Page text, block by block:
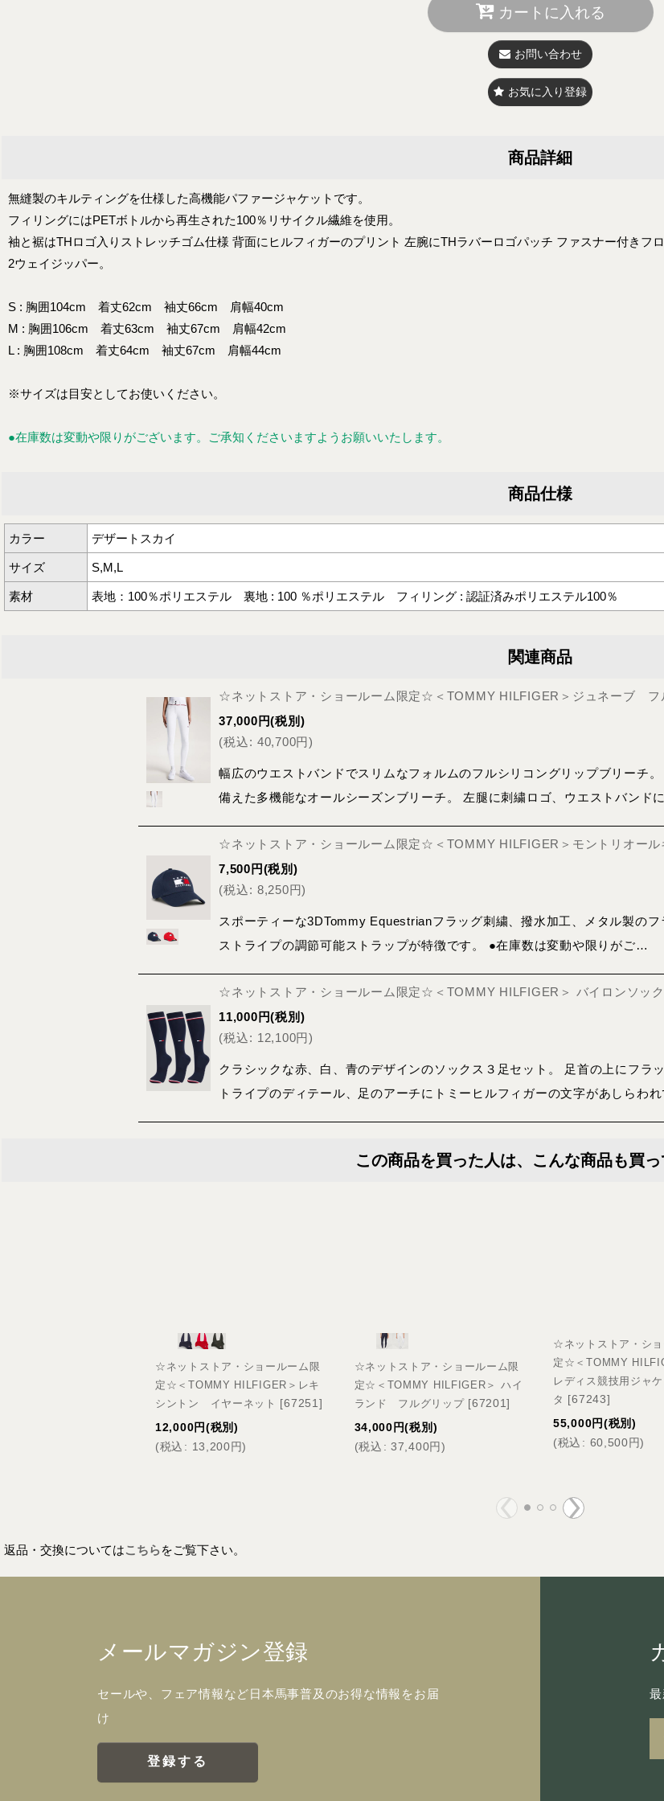
カートに入れる
お問い合わせ
お気に入り登録
商品詳細
無縫製のキルティングを仕様した高機能パファージャケットです。
フィリングにはPETボトルから再生された100％リサイクル繊維を使用。
袖と裾はTHロゴ入りストレッチゴム仕様 背面にヒルフィガーのプリント 左腕にTHラバーロゴパッチ ファスナー付きフ
2ウェイジッパー。
S : 胸囲104cm 着丈62cm 袖丈66cm 肩幅40cm
M : 胸囲106cm 着丈63cm 袖丈67cm 肩幅42cm
L : 胸囲108cm 着丈64cm 袖丈67cm 肩幅44cm
※サイズは目安としてお使いください。
●在庫数は変動や限りがございます。ご承知くださいますようお願いいたします。
商品仕様
カラー デザートスカイ
サイズ S,M,L
素材 表地：100％ポリエステル 裏地 : 100 ％ポリエステル フィリング : 認証済みポリエステル100％
関連商品
☆ネットストア・ショールーム限定☆＜TOMMY HILFIGER＞ジュネーブ フ
37,000 円(税別)
(税込: 40,700円)
幅広のウエストバンドでスリムなフォルムのフルシリコングリップブリーチ
備えた多機能なオールシーズンブリーチ。 左腿に刺繍ロゴ、ウエストバンド
☆ネットストア・ショールーム限定☆＜TOMMY HILFIGER＞モントリオール
7,500 円(税別)
(税込: 8,250円)
スポーティーな3DTommy Equestrianフラッグ刺繍、撥水加工、メタル製の
ストライプの調節可能ストラップが特徴です。 ●在庫数は変動や限りがご…
☆ネットストア・ショールーム限定☆＜TOMMY HILFIGER＞ バイロンソック
11,000 円(税別)
(税込: 12,100円)
クラシックな赤、白、青のデザインのソックス３足セット。 足首の上にフラ
トライプのディテール、足のアーチにトミーヒルフィガーの文字があしらわ
この商品を買った人は、こんな商品も買
☆ネットストア・ショールーム限
定☆＜TOMMY HILFIGER＞レキ
シントン イヤーネット [67251]
12,000円(税別)
(税込 : 13,200円)
☆ネットストア・ショールーム限
定☆＜TOMMY HILFIGER＞ ハイ
ランド フルグリップ [67201]
34,000 円(税別)
(税込 : 37,400円)
☆ネットストア・シ
定☆＜TOMMY
レディス競技用ジャ
タ [67243]
55,000円(税別)
(税込 : 60,500円)
返品・交換についてはこちらをご覧下さい。
メールマガジン登録
セールや、フェア情報など日本馬事普及のお得な情報をお届
け
登録する